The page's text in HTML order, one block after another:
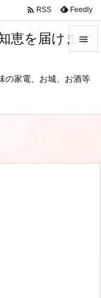
恵を届けます
の家電、お城、お酒等

メニュ
 RSS Feedly